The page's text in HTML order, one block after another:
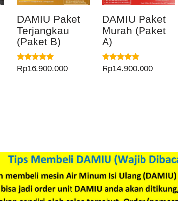
DAMIU Paket
Terjangkau
(Paket B)
Dinilai
5.00
Rp16.900.000
DAMIU Paket
Murah (Paket
A)
Dinilai
5.00
Rp14.900.000